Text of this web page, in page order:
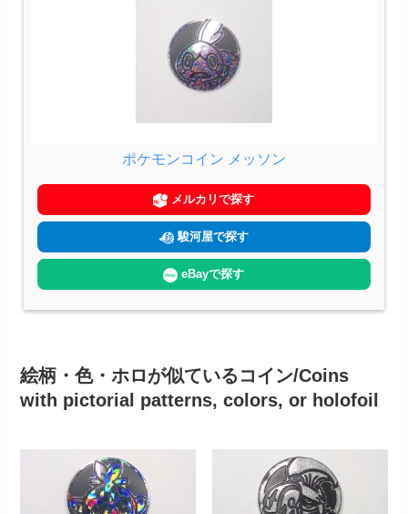
ポケモンコイン メッソン
メルカリで探す
駿河屋で探す
eBayで探す
絵柄・色・ホロが似ているコイン/Coins
with pictorial patterns, colors, or holofoil